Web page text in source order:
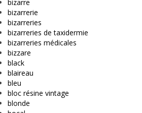
bizarre
bizarrerie
bizarreries
bizarreries de taxidermie
bizarreries médicales
bizzare
black
blaireau
bleu
bloc résine vintage
blonde